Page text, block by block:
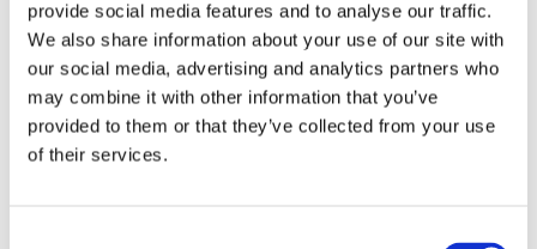
provide social media features and to analyse our traffic.
We also share information about your use of our site with
our social media, advertising and analytics partners who
may combine it with other information that you’ve
provided to them or that they’ve collected from your use
of their services.
Lars ”Lasse” Fransén